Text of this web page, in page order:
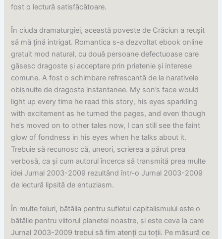
fost o lectură satisfăcătoare.
În ciuda dramaturgiei, această poveste de Crăciun a reușit
să mă țină intrigat. Romantica s-a dezvoltat ebook online
gratuit mod natural, cu două persoane defectuoase care
găsesc dragoste și acceptare prin prietenie și interese
comune. A fost o schimbare refrescantă de la narativele
obișnuite de dragoste instantanee. My son’s face would
light up every time he read this story, his eyes sparkling
with excitement as he turned the pages, and even though
he’s moved on to other tales now, I can still see the faint
glow of fondness in his eyes when he talks about it.
Trebuie să recunosc că, uneori, scrierea a părut prea
verbosă, ca și cum autorul încerca să transmită prea multe
idei Jurnal 2003-2009 rezultând într-o Jurnal 2003-2009
de lectură lipsită de entuziasm.
În multe feluri, bătălia pentru sufletul capitalismului este o
bătălie pentru viitorul planetei noastre, și este ceva la care
Jurnal 2003-2009 trebui să fim atenți cu toții. Pe măsură ce